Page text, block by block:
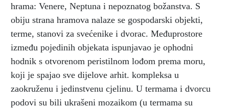
hrama: Venere, Neptuna i nepoznatog božanstva. S
obiju strana hramova nalaze se gospodarski objekti,
terme, stanovi za svećenike i dvorac. Međuprostore
između pojedinih objekata ispunjavao je ophodni
hodnik s otvorenom peristilnom lođom prema moru,
koji je spajao sve dijelove arhit. kompleksa u
zaokruženu i jedinstvenu cjelinu. U termama i dvorcu
podovi su bili ukrašeni mozaikom (u termama su